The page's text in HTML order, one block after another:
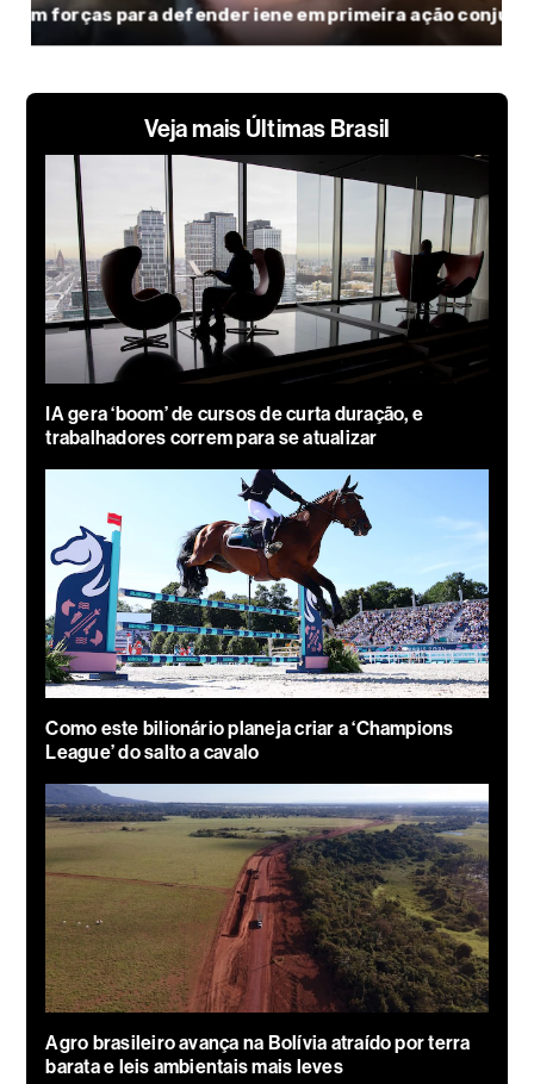
Veja mais Últimas Brasil
IA gera ‘boom’ de cursos de curta duração, e
trabalhadores correm para se atualizar
Como este bilionário planeja criar a ‘Champions
League’ do salto a cavalo
Agro brasileiro avança na Bolívia atraído por terra
barata e leis ambientais mais leves